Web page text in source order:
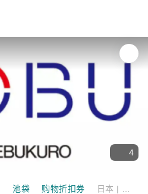
4
池袋 购物折扣券